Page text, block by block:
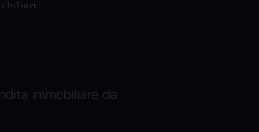
immobiliare da